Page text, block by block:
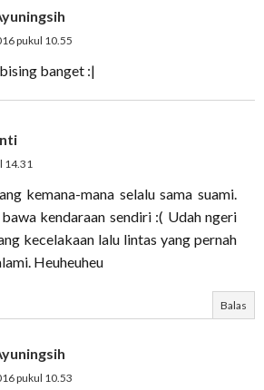
pukul 10.55
banget :|
14.31
kemana-mana selalu sama suami.
kendaraan sendiri :( Udah ngeri
kecelakaan lalu lintas yang pernah
Heuheuheu
Balas
pukul 10.53